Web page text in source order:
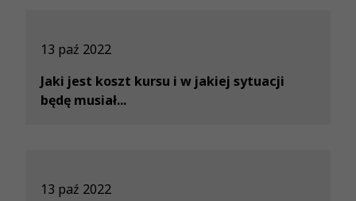
13 paź 2022
Jaki jest koszt kursu i w jakiej sytuacji
będę musiał...
13 paź 2022